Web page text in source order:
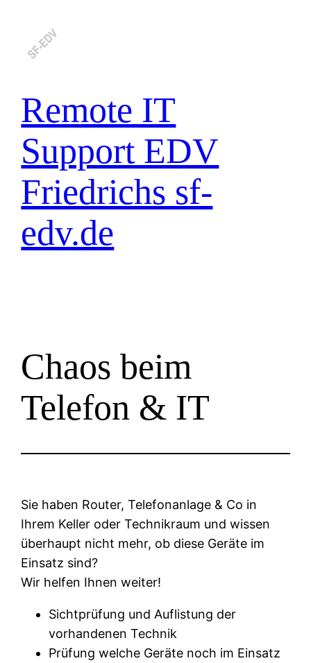
springen
Remote IT
Support EDV
Friedrichs sf-
edv.de
Chaos beim
Telefon & IT
Sie haben Router, Telefonanlage & Co in
Ihrem Keller oder Technikraum und wissen
überhaupt nicht mehr, ob diese Geräte im
Einsatz sind?
Wir helfen Ihnen weiter!
Sichtprüfung und Auflistung der
vorhandenen Technik
Prüfung welche Geräte noch im Einsatz